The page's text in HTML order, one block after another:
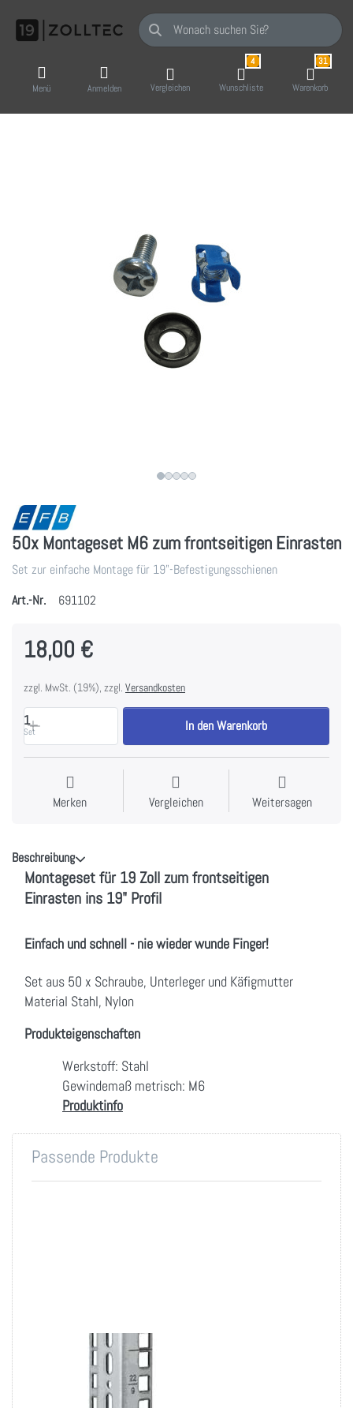
Geben Sie einen Suchbegriff ein. Während
Menü Anmelden Vergleichen
4
Wunschliste
31
Warenkorb
50x Montageset M6 zum frontseitigen Einrasten
Set zur einfache Montage für 19"-Befestigungsschienen
Art.-Nr.
691102
18,00 €
zzgl. MwSt. (19%), zzgl. Versandkosten
1
Set In den Warenkorb
Merken Vergleichen Weitersagen
Beschreibung
Montageset für 19 Zoll zum frontseitigen
Einrasten ins 19" Profil
Einfach und schnell - nie wieder wunde Finger!
Set aus 50 x Schraube, Unterleger und Käfigmutter
Material Stahl, Nylon
Produkteigenschaften
Werkstoff: Stahl
Gewindemaß metrisch: M6
Produktinfo
Passende Produkte
Befestigungsschiene
4 bis 18 HE im 2er-